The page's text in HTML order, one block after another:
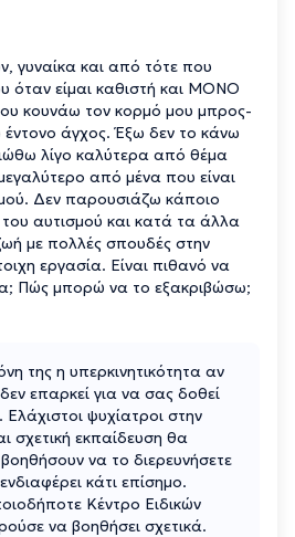
γυναίκα και από τότε που
όταν είμαι καθιστή και ΜΟΝΟ
κουνάω τον κορμό μου μπρος-
έντονο άγχος. Έξω δεν το κάνω
λίγο καλύτερα από θέμα
από μένα που είναι
Δεν παρουσιάζω κάποιο
αυτισμού και κατά τα άλλα
με πολλές σπουδές στην
εργασία. Είναι πιθανό να
Πώς μπορώ να το εξακριβώσω;
της η υπερκινητικότητα αν
επαρκεί για να σας δοθεί
ψυχίατροι στην
σχετική εκπαίδευση θα
να το διερευνήσετε
κάτι επίσημο.
Κέντρο Ειδικών
να βοηθήσει σχετικά.